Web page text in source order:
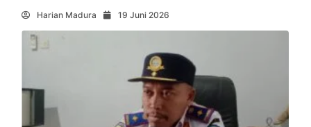
Harian Madura 19 Juni 2026